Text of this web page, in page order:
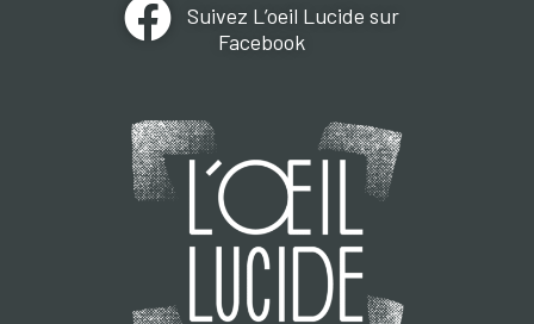
Suivez L’oeil Lucide sur
Facebook